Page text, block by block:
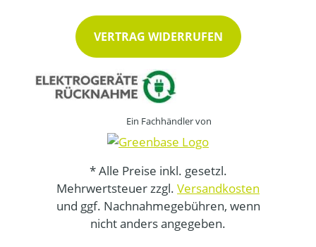
VERTRAG WIDERRUFEN
Ein Fachhändler von
* Alle Preise inkl. gesetzl.
Mehrwertsteuer zzgl. Versandkosten
und ggf. Nachnahmegebühren, wenn
nicht anders angegeben.